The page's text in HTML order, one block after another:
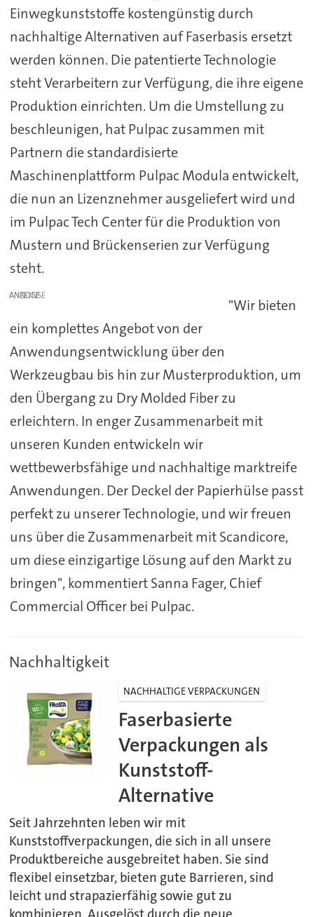
Einwegkunststoffe kostengünstig durch
nachhaltige Alternativen auf Faserbasis ersetzt
werden können. Die patentierte Technologie
steht Verarbeitern zur Verfügung, die ihre eigene
Produktion einrichten. Um die Umstellung zu
beschleunigen, hat Pulpac zusammen mit
Partnern die standardisierte
Maschinenplattform Pulpac Modula entwickelt,
die nun an Lizenznehmer ausgeliefert wird und
im Pulpac Tech Center für die Produktion von
Mustern und Brückenserien zur Verfügung
steht.
ANZEIGE
"Wir bieten
ein komplettes Angebot von der
Anwendungsentwicklung über den
Werkzeugbau bis hin zur Musterproduktion, um
den Übergang zu Dry Molded Fiber zu
erleichtern. In enger Zusammenarbeit mit
unseren Kunden entwickeln wir
wettbewerbsfähige und nachhaltige marktreife
Anwendungen. Der Deckel der Papierhülse passt
perfekt zu unserer Technologie, und wir freuen
uns über die Zusammenarbeit mit Scandicore,
um diese einzigartige Lösung auf den Markt zu
bringen", kommentiert Sanna Fager, Chief
Commercial Officer bei Pulpac.
Nachhaltigkeit
NACHHALTIGE VERPACKUNGEN
Faserbasierte
Verpackungen als
Kunststoff-
Alternative
Seit Jahrzehnten leben wir mit
Kunststoffverpackungen, die sich in all unsere
Produktbereiche ausgebreitet haben. Sie sind
flexibel einsetzbar, bieten gute Barrieren, sind
leicht und strapazierfähig sowie gut zu